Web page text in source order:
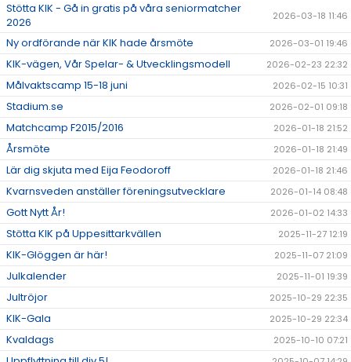
Stötta KIK - Gå in gratis på våra seniormatcher
2026
2026-03-18 11:46
Ny ordförande när KIK hade årsmöte 2026-03-01 19:46
KIK-vägen, Vår Spelar- & Utvecklingsmodell 2026-02-23 22:32
Målvaktscamp 15-18 juni 2026-02-15 10:31
Stadium.se 2026-02-01 09:18
Matchcamp F2015/2016 2026-01-18 21:52
Årsmöte 2026-01-18 21:49
Lär dig skjuta med Eija Feodoroff 2026-01-18 21:46
Kvarnsveden anställer föreningsutvecklare 2026-01-14 08:48
Gott Nytt År! 2026-01-02 14:33
Stötta KIK på Uppesittarkvällen 2025-11-27 12:19
KIK-Glöggen är här! 2025-11-07 21:09
Julkalender 2025-11-01 19:39
Jultröjor 2025-10-29 22:35
KIK-Gala 2025-10-29 22:34
Kvaldags 2025-10-10 07:21